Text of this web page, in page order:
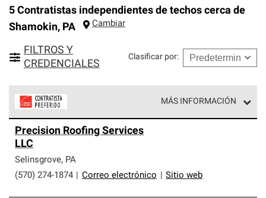
5 Contratistas independientes de techos cerca de
Shamokin, PA Cambiar
FILTROS Y
CREDENCIALES
Clasificar por:
MÁS INFORMACIÓN
parte de una red exclusiva de profesionales de techos
que cumplen con altos estándares y requisitos estrictos
de profesionalismo y confiabilidad.
Precision Roofing Services
LLC
Selinsgrove, PA
(570) 274-1874
Correo electrónico Sitio web